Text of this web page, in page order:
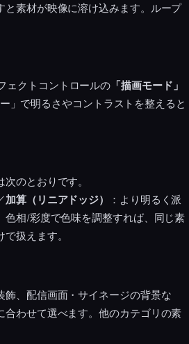
素材が映像に溶け込みます。ループ
ェクトコントロールの 「描画モード」
」で明るさやコントラストを整えると
のとおりです。
加算（リニアドッジ）
：より明るく派
色相/彩度で色味を調整すれば、同じ素
扱えます。
、配信画面・サイネージの背景な
わせて選べます。他のカテゴリの素